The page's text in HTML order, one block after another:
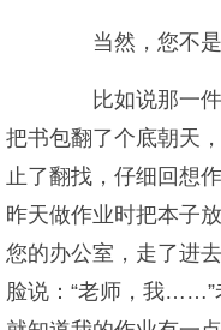
当然，您不是
比如说那一件
把书包翻了个底朝天
止了翻找，仔细回想
昨天做作业时把本子
您的办公室，走了进
脸说：“老师，我……”